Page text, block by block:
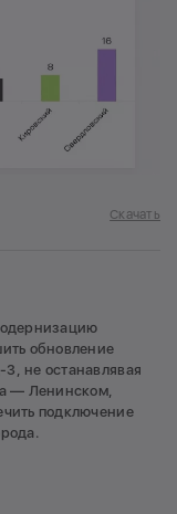
Скачать
обновление
не останавлявая
— Ленинском,
подключение